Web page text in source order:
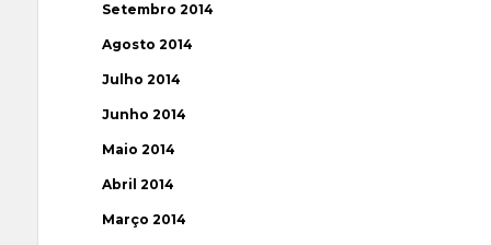
Setembro 2014
Agosto 2014
Julho 2014
Junho 2014
Maio 2014
Abril 2014
Março 2014